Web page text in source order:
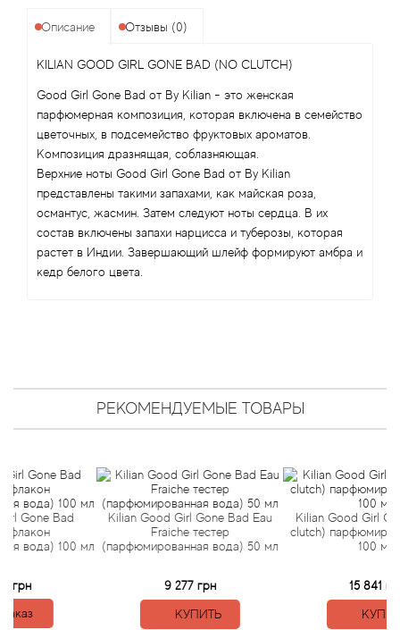
Описание Отзывы (0)
KILIAN GOOD GIRL GONE BAD (NO CLUTCH)
Good Girl Gone Bad от By Kilian - это женская
парфюмерная композиция, которая включена в семейство
цветочных, в подсемейство фруктовых ароматов.
Композиция дразнящая, соблазняющая.
Верхние ноты Good Girl Gone Bad от By Kilian
представлены такими запахами, как майская роза,
османтус, жасмин. Затем следуют ноты сердца. В их
состав включены запахи нарцисса и туберозы, которая
растет в Индии. Завершающий шлейф формируют амбра и
кедр белого цвета.
РЕКОМЕНДУЕМЫЕ ТОВАРЫ
Bad
100 мл
Kilian Good Girl Gone Bad Eau
Fraiche тестер
(парфюмированная вода) 50 мл
9 277 грн
КУПИТЬ
Kilian Good Girl Gone
clutch)
100 мл
15 841 грн
КУПИТЬ
Ariana Grande
Armaf
Armand Basi
Arrogance
Arte Profumi
ArteOlfatto
Atelier Cologne
Atelier Flou
Athena's
Atkinsons